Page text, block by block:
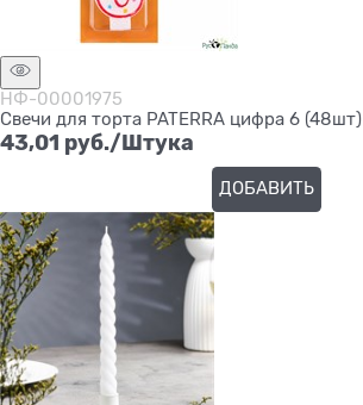
НФ-00001975
Свечи для торта PATERRA цифра 6 (48шт)
43,01 руб./Штука
ДОБАВИТЬ